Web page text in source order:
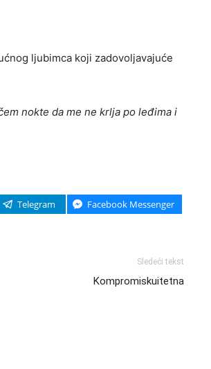
ljubimca koji zadovoljavajuće
nokte da me ne krlja po leđima i
Telegram Facebook Messenger
Sledeći tekst
Kompromiskuitetna